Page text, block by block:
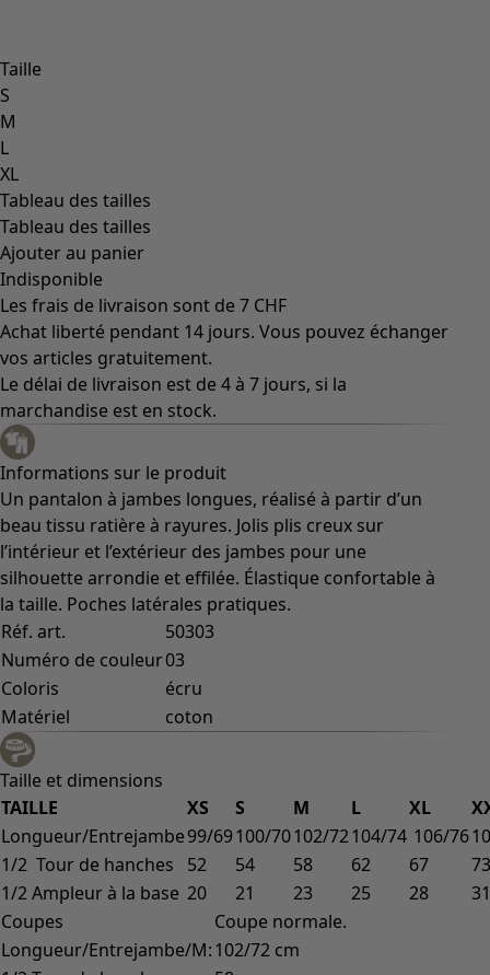
Taille
S
M
L
XL
Tableau des tailles
Tableau des tailles
Ajouter au panier
Indisponible
Les frais de livraison sont de 7 CHF
Achat liberté pendant 14 jours. Vous pouvez échanger
vos articles gratuitement.
Le délai de livraison est de 4 à 7 jours, si la
marchandise est en stock.
Informations sur le produit
Un pantalon à jambes longues, réalisé à partir d’un
beau tissu ratière à rayures. Jolis plis creux sur
l’intérieur et l’extérieur des jambes pour une
silhouette arrondie et effilée. Élastique confortable à
la taille. Poches latérales pratiques.
Réf. art.
50303
Numéro de couleur03
Coloris
écru
Matériel
coton
Taille et dimensions
TAILLE
XS S M L XL
Longueur/Entrejambe99/69100/70102/72104/74 106/76
1/2 Tour de hanches
52 54 58 62 67
73
1/2 Ampleur à la base 20 21 23 25 28
31
Coupes
Coupe normale.
Longueur/Entrejambe/M:102/72 cm